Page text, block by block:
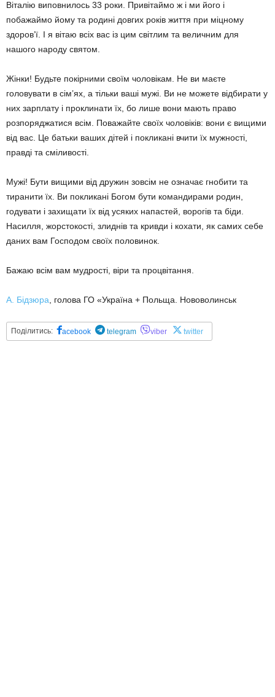
Віталію виповнилось 33 роки. Привітаймо ж і ми його і
побажаймо йому та родині довгих років життя при міцному
здоров’ї. І я вітаю всіх вас із цим світлим та величним для
нашого народу святом.
Жінки! Будьте покірними своїм чоловікам. Не ви маєте
головувати в сім’ях, а тільки ваші мужі. Ви не можете відбирати у
них зарплату і проклинати їх, бо лише вони мають право
розпоряджатися всім. Поважайте своїх чоловіків: вони є вищими
від вас. Це батьки ваших дітей і покликані вчити їх мужності,
правді та сміливості.
Мужі! Бути вищими від дружин зовсім не означає гнобити та
тиранити їх. Ви покликані Богом бути командирами родин,
годувати і захищати їх від усяких напастей, ворогів та біди.
Насилля, жорстокості, злиднів та кривди і кохати, як самих себе
даних вам Господом своїх половинок.
Бажаю всім вам мудрості, віри та процвітання.
А. Бідзюра , голова ГО «Україна + Польща. Нововолинськ
Поділитись: acebook telegram viber twitter